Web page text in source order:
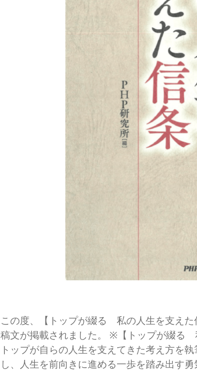
この度、【トップが綴る 私の人生を支え
稿文が掲載されました。 ※【トップが綴る
トップが自らの人生を支えてきた考え方を
し、人生を前向きに進める一歩を踏み出す勇